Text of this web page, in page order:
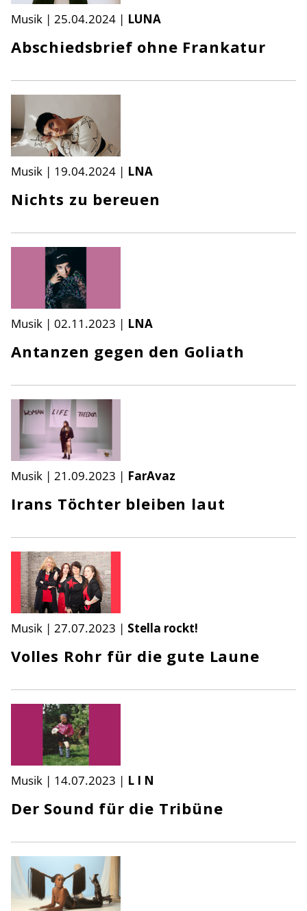
Musik | 25.04.2024 | LUNA
Abschiedsbrief ohne Frankatur
Musik | 19.04.2024 | LNA
Nichts zu bereuen
Musik | 02.11.2023 | LNA
Antanzen gegen den Goliath
Musik | 21.09.2023 | FarAvaz
Irans Töchter bleiben laut
Musik | 27.07.2023 | Stella rockt!
Volles Rohr für die gute Laune
Musik | 14.07.2023 | L I N
Der Sound für die Tribüne